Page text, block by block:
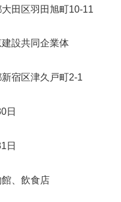
田区羽田旭町10-11
設共同企業体
宿区津久戸町2-1
日
日
、飲食店